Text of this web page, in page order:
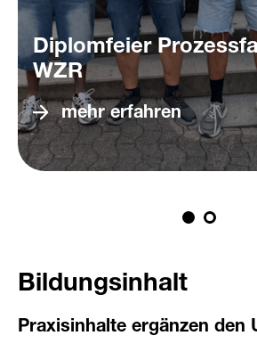
Diplomfeier
WZR
mehr erfahren
Bildungsinhalt
Praxisinhalte ergänzen den